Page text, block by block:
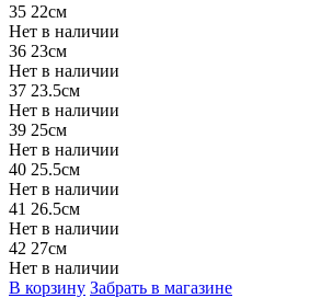
35 22см
Нет в наличии
36 23см
Нет в наличии
37 23.5см
Нет в наличии
39 25см
Нет в наличии
40 25.5см
Нет в наличии
41 26.5см
Нет в наличии
42 27см
Нет в наличии
В корзину Забрать в магазине